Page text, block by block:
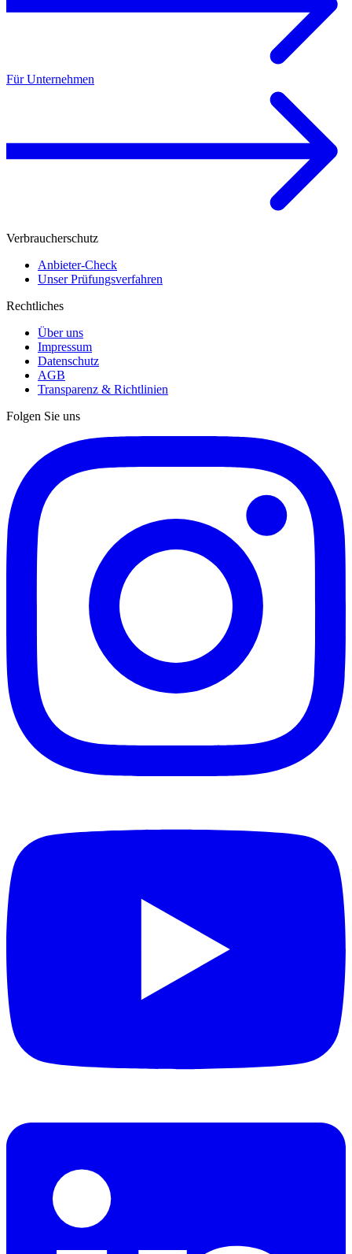
Für Unternehmen
Verbraucherschutz
Anbieter-Check
Unser Prüfungsverfahren
Rechtliches
Über uns
Impressum
Datenschutz
AGB
Transparenz & Richtlinien
Folgen Sie uns